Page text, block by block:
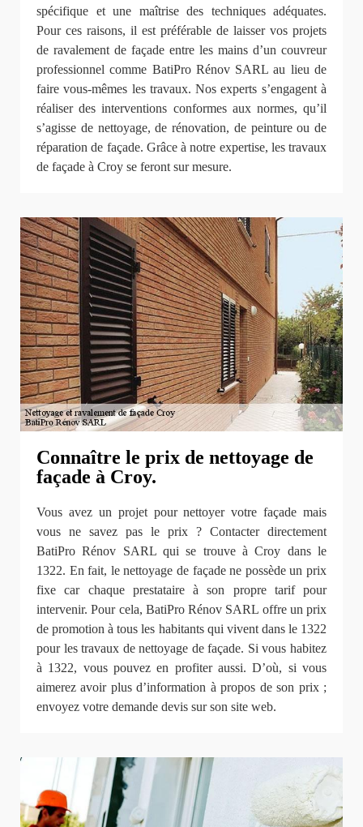
spécifique et une maîtrise des techniques adéquates.
Pour ces raisons, il est préférable de laisser vos projets
de ravalement de façade entre les mains d’un couvreur
professionnel comme BatiPro Rénov SARL au lieu de
faire vous-mêmes les travaux. Nos experts s’engagent à
réaliser des interventions conformes aux normes, qu’il
s’agisse de nettoyage, de rénovation, de peinture ou de
réparation de façade. Grâce à notre expertise, les travaux
de façade à Croy se feront sur mesure.
Connaître le prix de nettoyage de
façade à Croy.
Vous avez un projet pour nettoyer votre façade mais
vous ne savez pas le prix ? Contacter directement
BatiPro Rénov SARL qui se trouve à Croy dans le
1322. En fait, le nettoyage de façade ne possède un prix
fixe car chaque prestataire à son propre tarif pour
intervenir. Pour cela, BatiPro Rénov SARL offre un prix
de promotion à tous les habitants qui vivent dans le 1322
pour les travaux de nettoyage de façade. Si vous habitez
à 1322, vous pouvez en profiter aussi. D’où, si vous
aimerez avoir plus d’information à propos de son prix ;
envoyez votre demande devis sur son site web.